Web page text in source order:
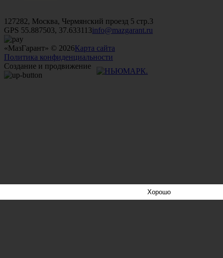
127282, Москва, Чермянский проезд 5 стр.3
GPS 55.887503, 37.633113info@mazgarant.ru
«МазГарант» © 2026Карта сайта
Политика конфиденциальности
Создание и продвижение
Хорошо